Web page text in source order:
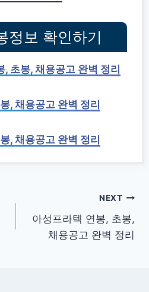
정보 확인하기
초봉, 채용공고 완벽 정리
, 채용공고 완벽 정리
, 채용공고 완벽 정리
NEXT
아성프라텍 연봉, 초봉,
채용공고 완벽 정리